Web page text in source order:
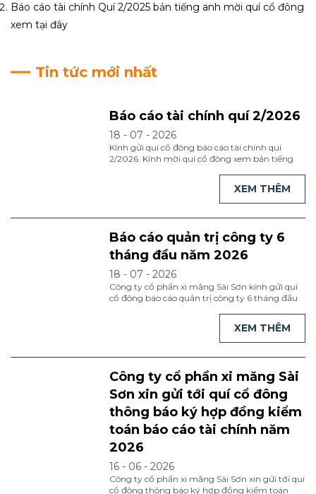
Báo cáo tài chính Quí 2/2025 bản tiếng anh mời quí cổ đông
xem tại đây
Tin tức mới nhất
Báo cáo tài chính quí 2/2026
18 - 07 - 2026
Kính gửi quí cổ đông báo cáo tài chính quí
2/2026. Kính mời quí cổ đông xem bản tiếng
XEM THÊM
Báo cáo quản trị công ty 6
tháng đầu năm 2026
18 - 07 - 2026
Công ty cổ phần xi măng Sài Sơn kính gửi quí
cổ đông báo cáo quản trị công ty 6 tháng đầu
tiếng việt tại đây 2.Kính mời quí cổ đông xem
XEM THÊM
Công ty cổ phần xi măng Sài
Sơn xin gửi tới quí cổ đông
thông báo ký hợp đồng kiểm
toán báo cáo tài chính năm
2026
16 - 06 - 2026
Công ty cổ phần xi măng Sài Sơn xin gửi tới quí
cổ đông thông báo ký hợp đồng kiểm toán